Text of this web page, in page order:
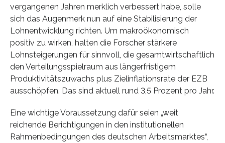
vergangenen Jahren merklich verbessert habe, solle
sich das Augenmerk nun auf eine Stabilisierung der
Lohnentwicklung richten. Um makroökonomisch
positiv zu wirken, halten die Forscher stärkere
Lohnsteigerungen für sinnvoll, die gesamtwirtschaftlich
den Verteilungsspielraum aus längerfristigem
Produktivitätszuwachs plus Zielinflationsrate der EZB
ausschöpfen. Das sind aktuell rund 3,5 Prozent pro Jahr.
Eine wichtige Voraussetzung dafür seien „weit
reichende Berichtigungen in den institutionellen
Rahmenbedingungen des deutschen Arbeitsmarktes“,